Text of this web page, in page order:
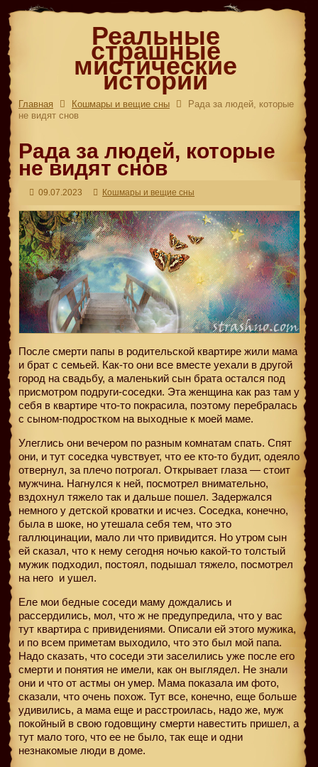
Реальные
страшные
мистические
истории
Главная Кошмары и вещие сны
Рада за людей, которые
не видят снов
Рада за людей, которые
не видят снов
09.07.2023 Кошмары и вещие сны
После смерти папы в родительской квартире жили мама
и брат с семьей. Как-то они все вместе уехали в другой
город на свадьбу, а маленький сын брата остался под
присмотром подруги-соседки. Эта женщина как раз там у
себя в квартире что-то покрасила, поэтому перебралась
с сыном-подростком на выходные к моей маме.
Улеглись они вечером по разным комнатам спать. Спят
они, и тут соседка чувствует, что ее кто-то будит, одеяло
отвернул, за плечо потрогал. Открывает глаза — стоит
мужчина. Нагнулся к ней, посмотрел внимательно,
вздохнул тяжело так и дальше пошел. Задержался
немного у детской кроватки и исчез. Соседка, конечно,
была в шоке, но утешала себя тем, что это
галлюцинации, мало ли что привидится. Но утром сын
ей сказал, что к нему сегодня ночью какой-то толстый
мужик подходил, постоял, подышал тяжело, посмотрел
на него и ушел.
Еле мои бедные соседи маму дождались и
рассердились, мол, что ж не предупредила, что у вас
тут квартира с привидениями. Описали ей этого мужика,
и по всем приметам выходило, что это был мой папа.
Надо сказать, что соседи эти заселились уже после его
смерти и понятия не имели, как он выглядел. Не знали
они и что от астмы он умер. Мама показала им фото,
сказали, что очень похож. Тут все, конечно, еще больше
удивились, а мама еще и расстроилась, надо же, муж
покойный в свою годовщину смерти навестить пришел, а
тут мало того, что ее не было, так еще и одни
незнакомые люди в доме.